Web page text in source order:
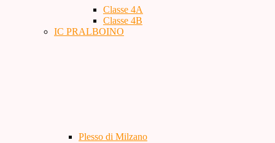
Classe 4A
Classe 4B
IC PRALBOINO
Plesso di Milzano